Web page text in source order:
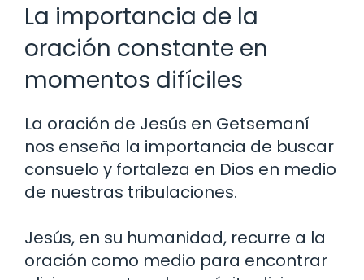
La importancia de la
oración constante en
momentos difíciles
La oración de Jesús en Getsemaní
nos enseña la importancia de buscar
consuelo y fortaleza en Dios en medio
de nuestras tribulaciones.
Jesús, en su humanidad, recurre a la
oración como medio para encontrar